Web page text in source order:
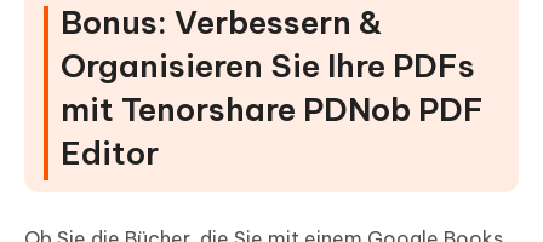
Bonus: Verbessern &
Organisieren Sie Ihre PDFs
mit Tenorshare PDNob PDF
Editor